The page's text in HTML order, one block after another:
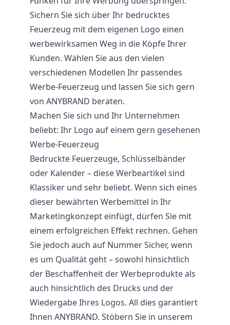
Sichern Sie sich über Ihr bedrucktes
Feuerzeug mit dem eigenen Logo einen
werbewirksamen Weg in die Köpfe Ihrer
Kunden. Wählen Sie aus den vielen
verschiedenen Modellen Ihr passendes
Werbe-Feuerzeug und lassen Sie sich gern
von ANYBRAND beraten.
Machen Sie sich und Ihr Unternehmen
beliebt: Ihr Logo auf einem gern gesehenen
Werbe-Feuerzeug
Bedruckte Feuerzeuge, Schlüsselbänder
oder Kalender – diese Werbeartikel sind
Klassiker und sehr beliebt. Wenn sich eines
dieser bewährten Werbemittel in Ihr
Marketingkonzept einfügt, dürfen Sie mit
einem erfolgreichen Effekt rechnen. Gehen
Sie jedoch auch auf Nummer Sicher, wenn
es um Qualität geht – sowohl hinsichtlich
der Beschaffenheit der Werbeprodukte als
auch hinsichtlich des Drucks und der
Wiedergabe Ihres Logos. All dies garantiert
Ihnen ANYBRAND. Stöbern Sie in unserem